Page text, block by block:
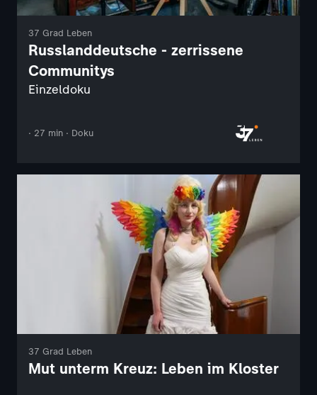
37 Grad Leben
Russlanddeutsche - zerrissene
Communitys
Einzeldoku
· 27 min · Doku
37 Grad Leben
Mut unterm Kreuz: Leben im Kloster